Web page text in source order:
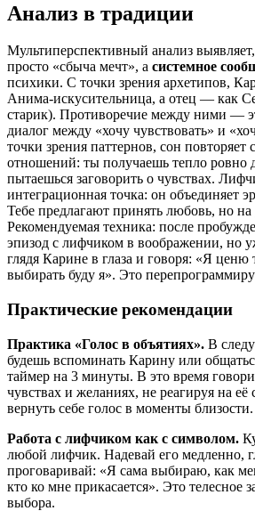
Анализ в традиции
Мультиперспективный анализ
просто «сбыча мечт», а системное
психики. С точки зрения архетипов,
Анима-искусительница, а отец — как
старик). Противоречие между ними —
диалог между «хочу чувствовать» и
точки зрения паттернов, сон повторяет
отношений: ты получаешь тепло ровно
пытаешься заговорить о чувствах.
интеграционная точка: он объединяет
Тебе предлагают принять любовь, но
Рекомендуемая техника: после
эпизод с лифчиком в воображении, но
глядя Карине в глаза и говоря: «Я ценю
выбирать буду я». Это
Практические рекомендации
Практика «Голос в объятиях». В
будешь вспоминать Карину или
таймер на 3 минуты. В это время
чувствах и желаниях, не реагируя на
вернуть себе голос в моменты близости.
Работа с лифчиком как с символом.
любой лифчик. Надевай его медленно,
проговаривай: «Я сама выбираю, как
кто ко мне прикасается». Это телесное
выбора.